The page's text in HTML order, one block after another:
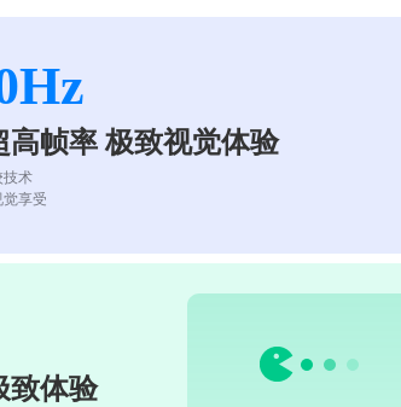
高帧率 极致视觉体验
技术
享受
致体验